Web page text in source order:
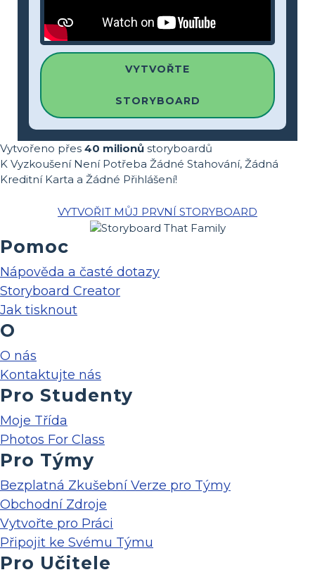
VYTVOŘTE
STORYBOARD
Vytvořeno přes 40 milionů storyboardů
K Vyzkoušení Není Potřeba Žádné Stahování, Žádná
Kreditní Karta a Žádné Přihlášení!
VYTVOŘIT MŮJ PRVNÍ STORYBOARD
Pomoc
Nápověda a časté dotazy
Storyboard Creator
Jak tisknout
O
O nás
Kontaktujte nás
Pro Studenty
Moje Třída
Photos For Class
Pro Týmy
Bezplatná Zkušební Verze pro Týmy
Obchodní Zdroje
Vytvořte pro Práci
Připojit ke Svému Týmu
Pro Učitele